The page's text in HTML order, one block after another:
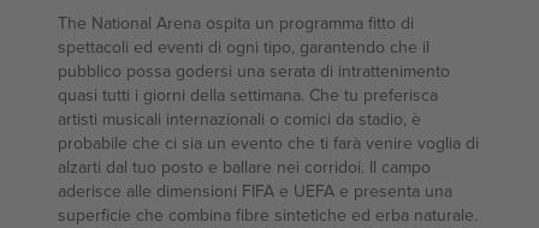
The National Arena ospita un programma fitto di
spettacoli ed eventi di ogni tipo, garantendo che il
pubblico possa godersi una serata di intrattenimento
quasi tutti i giorni della settimana. Che tu preferisca
artisti musicali internazionali o comici da stadio, è
probabile che ci sia un evento che ti farà venire voglia di
alzarti dal tuo posto e ballare nei corridoi. Il campo
aderisce alle dimensioni FIFA e UEFA e presenta una
superficie che combina fibre sintetiche ed erba naturale.